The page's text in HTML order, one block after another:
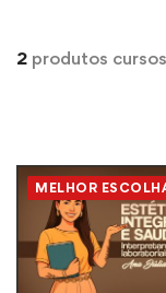
2 produtos
MELHOR